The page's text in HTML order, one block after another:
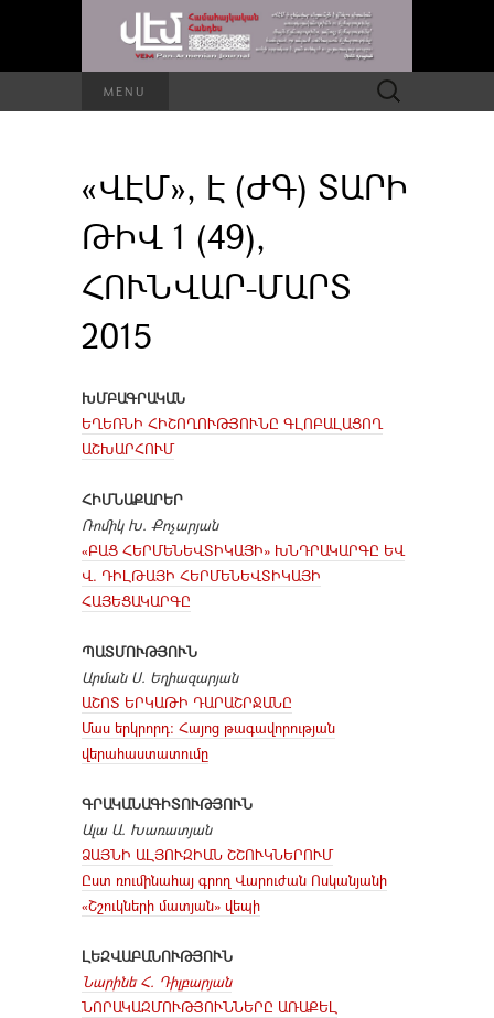
MENU Որոնել՝
«ՎԷՄ», Է (ԺԳ) ՏԱՐԻ
ԹԻՎ 1 (49),
ՀՈՒՆՎԱՐ-ՄԱՐՏ
2015
ԽՄԲԱԳՐԱԿԱՆ
ԵՂԵՌՆԻ ՀԻՇՈՂՈՒԹՅՈՒՆԸ ԳԼՈԲԱԼԱՑՈՂ
ԱՇԽԱՐՀՈՒՄ
ՀԻՄՆԱՔԱՐԵՐ
Ռոմիկ Խ. Քոչարյան
«ԲԱՑ ՀԵՐՄԵՆԵՎՏԻԿԱՅԻ» ԽՆԴՐԱԿԱՐԳԸ ԵՎ
Վ. ԴԻԼԹԱՅԻ ՀԵՐՄԵՆԵՎՏԻԿԱՅԻ
ՀԱՅԵՑԱԿԱՐԳԸ
ՊԱՏՄՈՒԹՅՈՒՆ
Արման Ս. Եղիազարյան
ԱՇՈՏ ԵՐԿԱԹԻ ԴԱՐԱՇՐՋԱՆԸ
Մաս երկրորդ: Հայոց թագավորության
վերահաստատումը
ԳՐԱԿԱՆԱԳԻՏՈՒԹՅՈՒՆ
Ալա Ա. Խառատյան
ՁԱՅՆԻ ԱԼՅՈՒԶԻԱՆ ՇՇՈՒԿՆԵՐՈՒՄ
Ըստ ռումինահայ գրող Վարուժան Ոսկանյանի
«Շշուկների մատյան» վեպի
ԼԵԶՎԱԲԱՆՈՒԹՅՈՒՆ
Նարինե Հ. Դիլբարյան
ՆՈՐԱԿԱԶՄՈՒԹՅՈՒՆՆԵՐԸ ԱՌԱՔԵԼ